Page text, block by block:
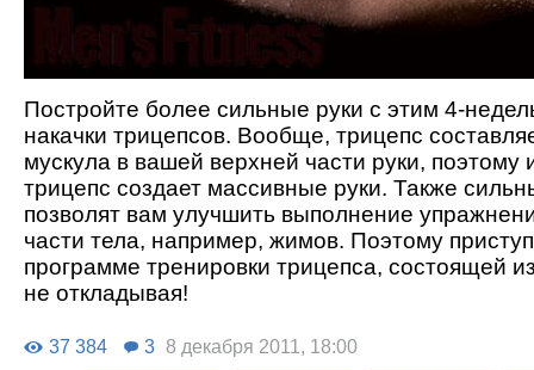
Постройте более сильные руки с этим 4-
накачки трицепсов. Вообще, трицепс
мускула в вашей верхней части руки,
трицепс создает массивные руки. Также
позволят вам улучшить выполнение
части тела, например, жимов. Поэтому
программе тренировки трицепса, состоящей
не откладывая!
37 384 3 8 декабря 2011, 18:00